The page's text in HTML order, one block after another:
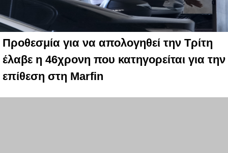
Προθεσμία για να απολογηθεί την Τρίτη
έλαβε η 46χρονη που κατηγορείται για την
επίθεση στη Marfin